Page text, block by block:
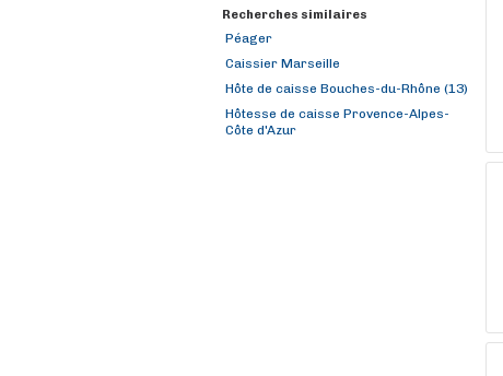
Recherches similaires
Péager
Caissier Marseille
Hôte de caisse Bouches-du-Rhône (13)
Hôtesse de caisse Provence-Alpes-
Côte d'Azur